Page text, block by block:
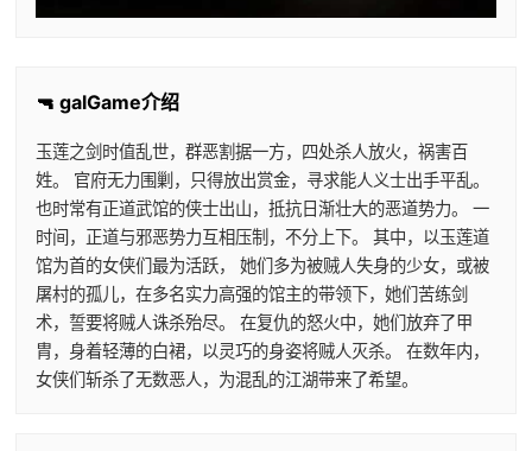
🔫 galGame介绍
玉莲之剑时值乱世，群恶割据一方，四处杀人放火，祸害百
姓。 官府无力围剿，只得放出赏金，寻求能人义士出手平乱。
也时常有正道武馆的侠士出山，抵抗日渐壮大的恶道势力。 一
时间，正道与邪恶势力互相压制，不分上下。 其中，以玉莲道
馆为首的女侠们最为活跃， 她们多为被贼人失身的少女，或被
屠村的孤儿，在多名实力高强的馆主的带领下，她们苦练剑
术，誓要将贼人诛杀殆尽。 在复仇的怒火中，她们放弃了甲
胄，身着轻薄的白裙，以灵巧的身姿将贼人灭杀。 在数年内，
女侠们斩杀了无数恶人，为混乱的江湖带来了希望。